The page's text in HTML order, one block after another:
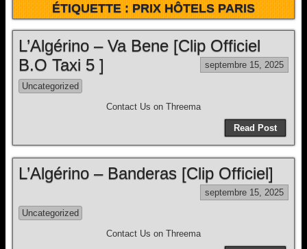
ÉTIQUETTE :PRIX HÔTELS PARIS
L’Algérino – Va Bene [Clip Officiel
B.O Taxi 5 ]
septembre 15, 2025
Uncategorized
Contact Us on Threema
Read Post
L’Algérino – Banderas [Clip Officiel]
septembre 15, 2025
Uncategorized
Contact Us on Threema